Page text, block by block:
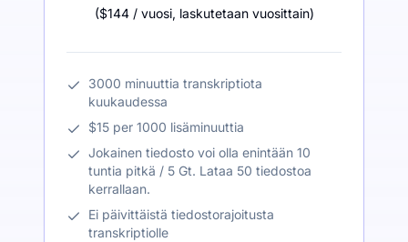
($144 / vuosi, laskutetaan vuosittain)
3000 minuuttia transkriptiota
kuukaudessa
$15 per 1000 lisäminuuttia
Jokainen tiedosto voi olla enintään 10
tuntia pitkä / 5 Gt. Lataa 50 tiedostoa
kerrallaan.
Ei päivittäistä tiedostorajoitusta
transkriptiolle